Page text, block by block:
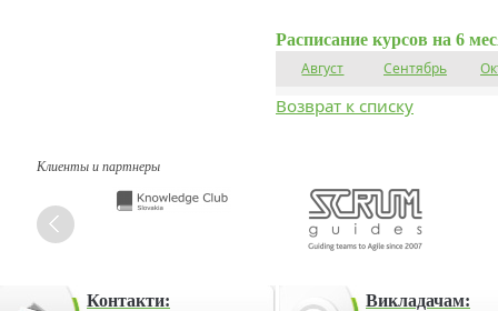
Расписание курсов на 6
Август Сентябрь
Возврат к списку
Клиенты и партнеры
Контакти:
Викладачам: